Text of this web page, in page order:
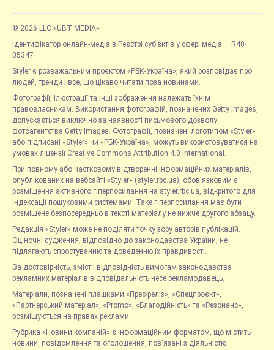
© 2026 LLC «UBT MEDIA»
Ідентифікатор онлайн-медіа в Реєстрі суб’єктів у сфері медіа — R40-
05347
Styler є розважальним проєктом «РБК-Україна», який розповідає про
людей, тренди і все, що цікаво читати поза новинами.
Фотографії, ілюстрації та інші зображення належать їхнім
правовласникам. Використання фотографій, позначених Getty Images,
допускається виключно за наявності письмового дозволу
фотоагентства Getty Images. Фотографії, позначені логотипом «Styler»
або підписані «Styler» чи «РБК-Україна», можуть використовуватися на
умовах ліцензії Creative Commons Attribution 4.0 International.
При повному або частковому відтворенні інформаційних матеріалів,
опублікованих на вебсайті «Styler» (styler.rbc.ua), обов'язковим є
розміщення активного гіперпосилання на styler.rbc.ua, відкритого для
індексації пошуковими системами. Таке гіперпосилання має бути
розміщене безпосередньо в тексті матеріалу не нижче другого абзацу.
Редакція «Styler» може не поділяти точку зору авторів публікацій.
Оціночні судження, відповідно до законодавства України, не
підлягають спростуванню та доведенню їх правдивості.
За достовірність, зміст і відповідність вимогам законодавства
рекламних матеріалів відповідальність несе рекламодавець.
Матеріали, позначені плашками «Прес-реліз», «Спецпроєкт»,
«Партнерський матеріал», «Promo», «Благодійність» та «Резонанс»,
розміщуються на правах реклами.
Рубрика «Новини компаній» є інформаційним форматом, що містить
новини, повідомлення та оголошення, пов'язані з діяльністю